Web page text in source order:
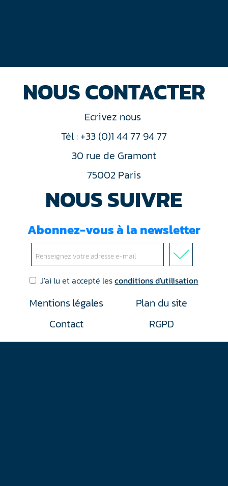
NOUS CONTACTER
Ecrivez nous
Tél : +33 (0)1 44 77 94 77
30 rue de Gramont
75002 Paris
NOUS SUIVRE
Abonnez-vous à la newsletter
J'ai lu et accepté lesconditions d'utilisation
Mentions légales
Plan du site
Contact
RGPD